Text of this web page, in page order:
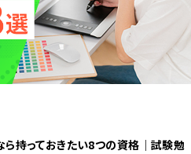
持っておきたい8つの資格｜試験勉